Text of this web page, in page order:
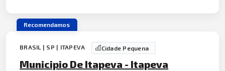
Recomendamos
BRASIL | SP | ITAPEVA Cidade Pequena
Municipio De Itapeva - Itapeva